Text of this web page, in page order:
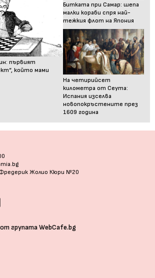
първият
който мами
Битката при Самар: шепа
малки кораби спря най-
тежкия флот на Япония
На четирийсет
километра от Сеута:
Испания изселва
новопокръстените през
1609 година
Жолио Кюри №20
групата WebCafe.bg